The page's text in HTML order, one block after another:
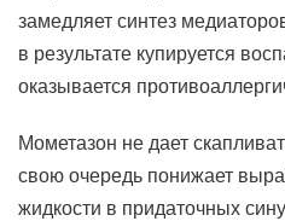
замедляет синтез
в результате купируется
оказывается
Мометазон не дает
свою очередь понижает
жидкости в придаточных